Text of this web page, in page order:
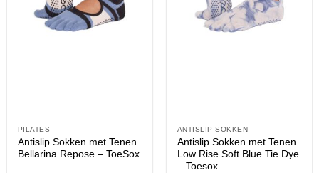
gekozen
worden
gekozen
worden
PILATES
Antislip Sokken met Tenen
Bellarina Repose – ToeSox
ANTISLIP SOKKEN
Antislip Sokken met Tenen
Low Rise Soft Blue Tie Dye
– Toesox